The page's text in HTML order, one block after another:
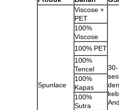
Spunlace
Viscose +
PET
100%
Viscose
100% PET
100%
Tencel
100%
Kapas
100%
Sutra